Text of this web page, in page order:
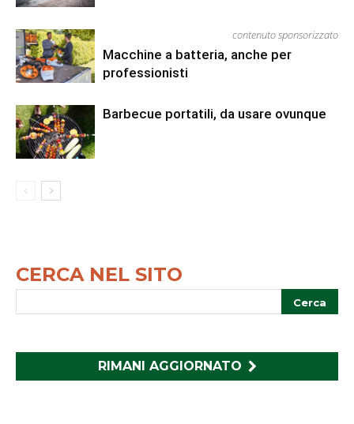
contenuto sponsorizzato
Macchine a batteria, anche per
professionisti
Barbecue portatili, da usare ovunque
CERCA NEL SITO
RIMANI AGGIORNATO